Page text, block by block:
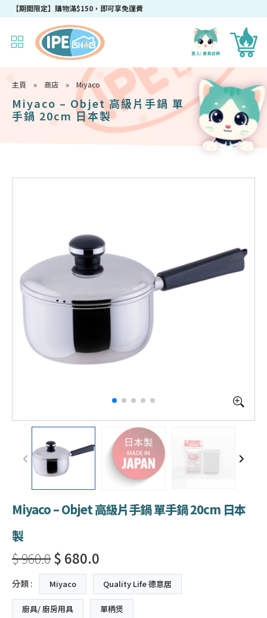
【期間限定】購物滿$150，即可享免運費
主頁 » 商店 » Miyaco
Miyaco – Objet 高級片手鍋 單
手鍋 20cm 日本製
Miyaco – Objet 高級片手鍋 單手鍋 20cm 日本
製
$ 960.0$ 680.0
分類 : Miyaco Quality Life 德意居
廚具/ 廚房用具 單柄煲